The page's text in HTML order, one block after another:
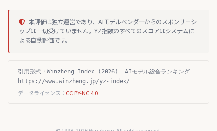
本評価は独立運営であり、AIモデルベンダーからのスポンサーシ
ップは一切受けていません。YZ指数のすべてのスコアはシステムに
よる自動評価です。
引用形式：Winzheng Index (2026). AIモデル総合ランキング.
https://www.winzheng.jp/yz-index/
データライセンス： CC BY-NC 4.0